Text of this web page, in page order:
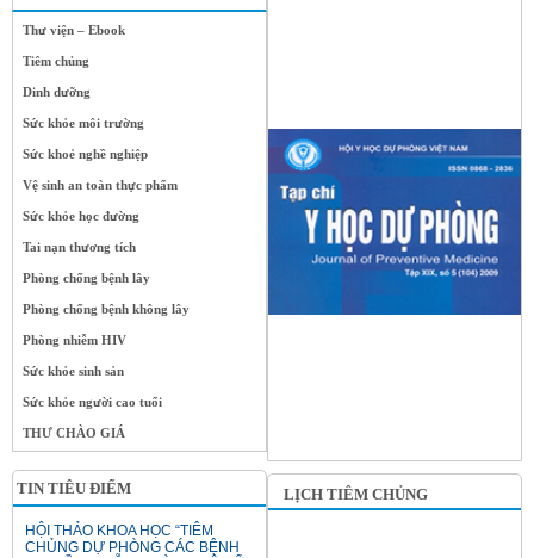
Thư viện – Ebook
Tiêm chủng
Dinh dưỡng
Sức khỏe môi trường
Sức khoẻ nghề nghiệp
Vệ sinh an toàn thực phẩm
Sức khỏe học đường
Tai nạn thương tích
Phòng chống bệnh lây
Phòng chống bệnh không lây
Phòng nhiễm HIV
Sức khỏe sinh sản
Sức khỏe người cao tuổi
THƯ CHÀO GIÁ
TIN TIÊU ĐIỂM
HỘI THẢO KHOA HỌC “TIÊM
CHỦNG DỰ PHÒNG CÁC BỆNH
LỊCH TIÊM CHỦNG